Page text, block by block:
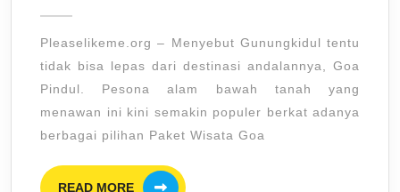
Paket
Wisata
Goa
Pindul,
Pleaselikeme.org – Menyebut Gunungkidul tentu
tidak bisa lepas dari destinasi andalannya, Goa
Pindul. Pesona alam bawah tanah yang
menawan ini kini semakin populer berkat adanya
berbagai pilihan Paket Wisata Goa
READ MORE
READ